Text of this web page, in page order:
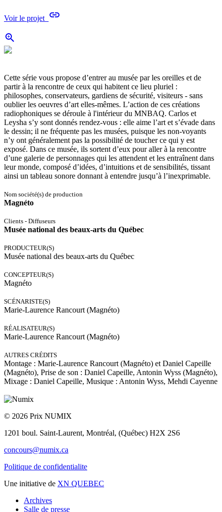
Voir le projet link
zoom_in
Cette série vous propose d’entrer au musée par les oreilles et de
partir à la rencontre de ceux qui habitent ce lieu pluriel :
philosophes, conservateurs, gardiens de sécurité, visiteurs - sans
oublier les oeuvres d’art elles-mêmes. L’action de ces créations
radiophoniques se déroule à l'intérieur du MNBAQ. Carlos et
Leysha s’y sont donnés rendez-vous : elle aime l’art et s’évade dans
le dessin; il ne fréquente pas les musées, puisque les non-voyants
n’y ont généralement pas la possibilité de toucher ce qui y est
exposé. Dans ce musée, ils sortent d’eux pour aller à la rencontre
d’une galerie de personnages qui les attendent et les entraînent dans
leur monde, composé d’idées, d’intuitions et de sensibilités, tissant
ainsi un tableau sonore donnant à entendre jusqu’à l’inexprimable.
Nom société(s) de production
Magnéto
Clients - Diffuseurs
Musée national des beaux-arts du Québec
PRODUCTEUR(S)
Musée national des beaux-arts du Québec
CONCEPTEUR(S)
Magnéto
SCÉNARISTE(S)
Marie-Laurence Rancourt (Magnéto)
RÉALISATEUR(S)
Marie-Laurence Rancourt (Magnéto)
AUTRES CRÉDITS
Montage : Marie-Laurence Rancourt (Magnéto) et Daniel Capeille
(Magnéto), Prise de son : Daniel Capeille, Antonin Wyss (Magnéto),
Mixage : Daniel Capeille, Musique : Antonin Wyss, Mehdi Cayenne
© 2026 Prix NUMIX
1201 boul. Saint-Laurent, Montréal, (Québec) H2X 2S6
concours@numix.ca
Politique de confidentialite
Une initiative de XN QUEBEC
Archives
Salle de presse